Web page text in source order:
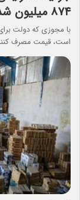
۸۷۴ میلیون شد
با مجوزی که دولت
است، قیمت مصرف کننده